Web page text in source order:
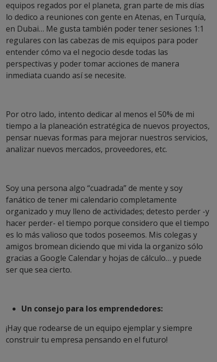
equipos regados por el planeta, gran parte de mis días
lo dedico a reuniones con gente en Atenas, en Turquía,
en Dubai… Me gusta también poder tener sesiones 1:1
regulares con las cabezas de mis equipos para poder
entender cómo va el negocio desde todas las
perspectivas y poder tomar acciones de manera
inmediata cuando así se necesite.
Por otro lado, intento dedicar al menos el 50% de mi
tiempo a la planeación estratégica de nuevos proyectos,
pensar nuevas formas para mejorar nuestros servicios,
analizar nuevos mercados, proveedores, etc.
Soy una persona algo “cuadrada” de mente y soy
fanático de tener mi calendario completamente
organizado y muy lleno de actividades; detesto perder -y
hacer perder- el tiempo porque considero que el tiempo
es lo más valioso que todos poseemos. Mis colegas y
amigos bromean diciendo que mi vida la organizo sólo
gracias a Google Calendar y hojas de cálculo… y puede
ser que sea cierto.
Un consejo para los emprendedores:
¡Hay que rodearse de un equipo ejemplar y siempre
construir tu empresa pensando en el futuro!